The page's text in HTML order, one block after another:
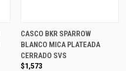
CASCO BKR SPARROW
BLANCO MICA PLATEADA
CERRADO SVS
$1,573